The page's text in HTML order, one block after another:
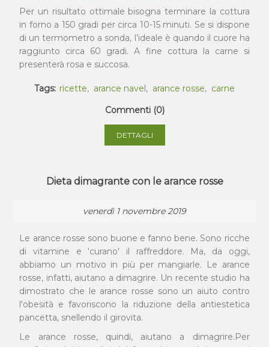
Per un risultato ottimale bisogna terminare la cottura
in forno a 150 gradi per circa 10-15 minuti. Se si dispone
di un termometro a sonda, l’ideale è quando il cuore ha
raggiunto circa 60 gradi. A fine cottura la carne si
presenterà rosa e succosa.
Tags: ricette, arance navel, arance rosse, carne
Commenti (0)
DETTAGLI
Dieta dimagrante con le arance rosse
venerdì 1 novembre 2019
Le arance rosse sono buone e fanno bene. Sono ricche
di vitamine e ‘curano' il raffreddore. Ma, da oggi,
abbiamo un motivo in più per mangiarle. Le arance
rosse, infatti, aiutano a dimagrire. Un recente studio ha
dimostrato che le arance rosse sono un aiuto contro
l'obesità e favoriscono la riduzione della antiestetica
pancetta, snellendo il girovita.
Le arance rosse, quindi, aiutano a dimagrire.Per